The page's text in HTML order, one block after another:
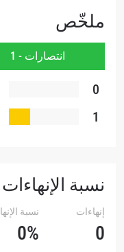
ملخّص
انتصارات - 1
0
1
نسبة الإنهاءات
إنهاءات
0
نسبة
0%
بإرسال هذا
يمكنك إلغاء